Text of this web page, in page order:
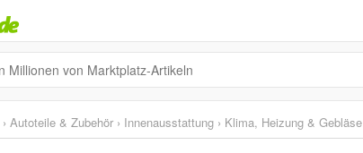
› Autoteile & Zubehör › Innenausstattung › Klima, Heizung & Gebläse